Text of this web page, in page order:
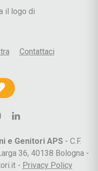
Contattaci
e Genitori APS - C.F.
36, 40138 Bologna -
- Privacy Policy